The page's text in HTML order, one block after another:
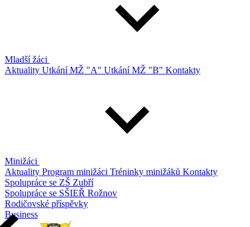
Mladší žáci
Aktuality Utkání MŽ "A" Utkání MŽ "B" Kontakty
Minižáci
Aktuality Program minižáci Tréninky minižáků Kontakty
Spolupráce se ZŠ Zubří
Spolupráce se SŠIEŘ Rožnov
Rodičovské příspěvky
Business